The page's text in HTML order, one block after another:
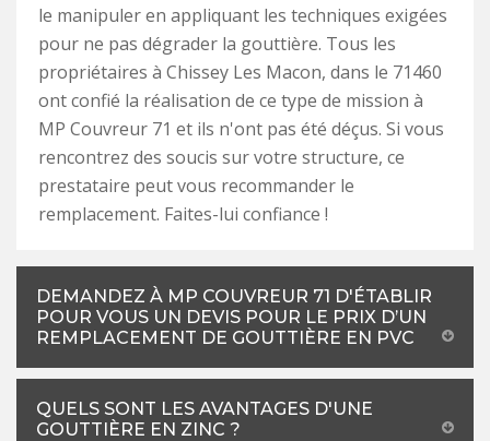
le manipuler en appliquant les techniques exigées
pour ne pas dégrader la gouttière. Tous les
propriétaires à Chissey Les Macon, dans le 71460
ont confié la réalisation de ce type de mission à
MP Couvreur 71 et ils n'ont pas été déçus. Si vous
rencontrez des soucis sur votre structure, ce
prestataire peut vous recommander le
remplacement. Faites-lui confiance !
DEMANDEZ À MP COUVREUR 71 D'ÉTABLIR
POUR VOUS UN DEVIS POUR LE PRIX D’UN
REMPLACEMENT DE GOUTTIÈRE EN PVC
QUELS SONT LES AVANTAGES D'UNE
GOUTTIÈRE EN ZINC ?